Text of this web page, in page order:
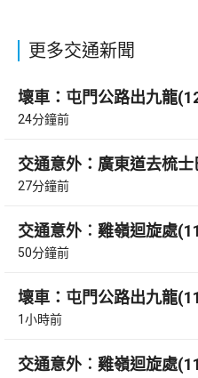
更多交通新聞
壞車：屯門公路出九龍
24分鐘前
交通意外：廣東道去梳
27分鐘前
交通意外︰雞嶺迴旋處
50分鐘前
壞車：屯門公路出九龍
1小時前
交通意外︰雞嶺迴旋處